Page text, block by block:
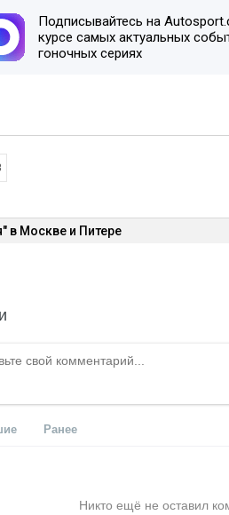
Подписывайтесь на
курсе самых актуальных
гоночных сериях
в Москве и Питере
Ранее
Никто ещё не оставил